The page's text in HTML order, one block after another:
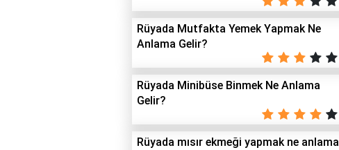
Rüyada Mutfakta Yemek Yapmak Ne
Anlama Gelir?
Rüyada Minibüse Binmek Ne Anlama
Gelir?
Rüyada mısır ekmeği yapmak ne anlama